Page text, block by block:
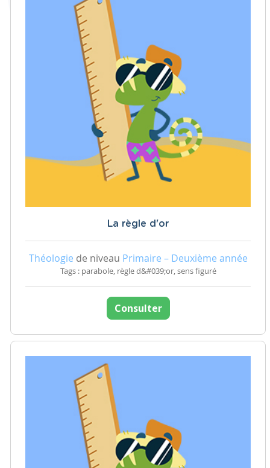
La règle d'or
Théologie de niveau Primaire – Deuxième année
Tags : parabole, règle d&#039;or, sens figuré
Consulter